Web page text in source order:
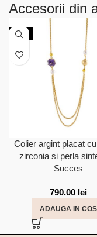
Accesorii din
NOU
Colier argint placat
zirconia si perla
Succes
790.00 lei
ADAUGA IN COS